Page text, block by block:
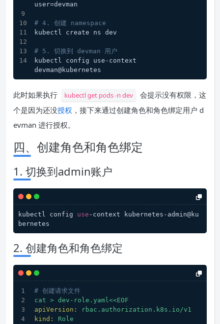
user=devman
# 4. 创建 namespace
kubectl create ns dev
# 5. 切换到 devman 用户
kubectl config use-context
devman@kubernetes
此时如果执行 kubectl get pods -n dev
会提示没有权限，这
个是因为还没授权 ，接下来通过创建角色和角色绑定用户 d
evman 进行授权。
四、创建角色和角色绑定
1. 切换到admin账户
kubectl config use -context kubernetes-admin@ku
bernetes
2. 创建角色和角色绑定
# 创建请求文件
cat > dev-role.yaml<<EOF
apiVersion:
rbac.authorization.k8s.io/v1
kind:
Role